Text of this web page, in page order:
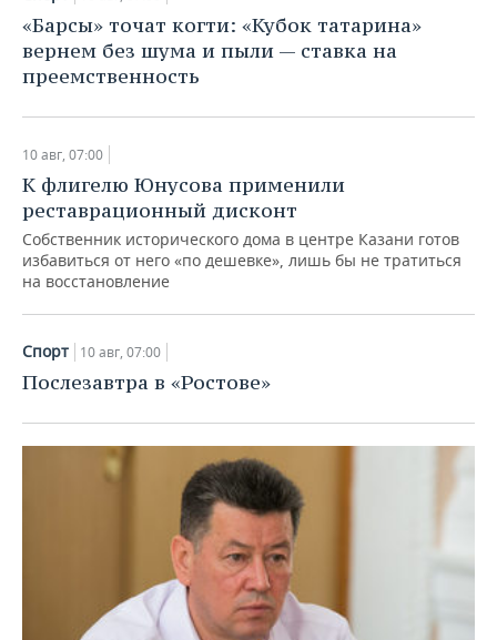
«Барсы» точат когти: «Кубок татарина»
вернем без шума и пыли — ставка на
преемственность
10 авг, 07:00
К флигелю Юнусова применили
реставрационный дисконт
Собственник исторического дома в центре Казани готов
избавиться от него «по дешевке», лишь бы не тратиться
на восстановление
Спорт 10 авг, 07:00
Послезавтра в «Ростове»